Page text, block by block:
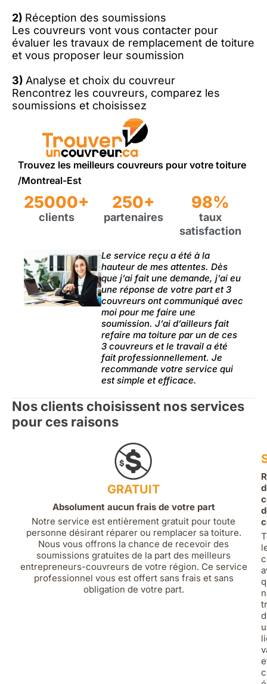
2) Réception des soumissions
Les couvreurs vont vous contacter pour
évaluer les travaux de remplacement de toiture
et vous proposer leur soumission
3) Analyse et choix du couvreur
Rencontrez les couvreurs, comparez les
soumissions et choisissez
Trouvez les meilleurs couvreurs pour votre toiture
/Montreal-Est
25000+
clients
250+
partenaires
98%
taux
satisfaction
Le service reçu a été à la
hauteur de mes attentes. Dès
que j’ai fait une demande, j’ai eu
une réponse de votre part et 3
couvreurs ont communiqué avec
moi pour me faire une
soumission. J’ai d’ailleurs fait
refaire ma toiture par un de ces
3 couvreurs et le travail a été
fait professionnellement. Je
recommande votre service qui
est simple et efficace.
Nos clients choisissent nos services
pour ces raisons
GRATUIT
Absolument aucun frais de votre part
Notre service est entièrement gratuit pour toute
personne désirant réparer ou remplacer sa toiture.
Nous vous offrons la chance de recevoir des
soumissions gratuites de la part des meilleurs
entrepreneurs-couvreurs de votre région. Ce service
professionnel vous est offert sans frais et sans
obligation de votre part.